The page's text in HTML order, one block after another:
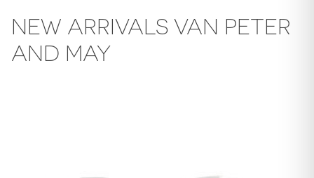
NEW ARRIVALS VAN PETER
AND MAY